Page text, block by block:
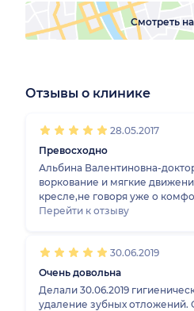
Смотреть
Отзывы о клинике
28.05.2017
Превосходно
Альбина Валентиновна-
воркование и мягкие
кресле,не говоря уже о
безболезненном
Валентиновна.
Перейти к отзыву
30.06.2019
Очень довольна
Делали 30.06.2019
удаление зубных отложений.